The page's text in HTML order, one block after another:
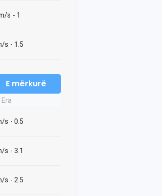
s - 1
s - 1.5
E mërkurë
Era
s - 0.5
s - 3.1
s - 2.5